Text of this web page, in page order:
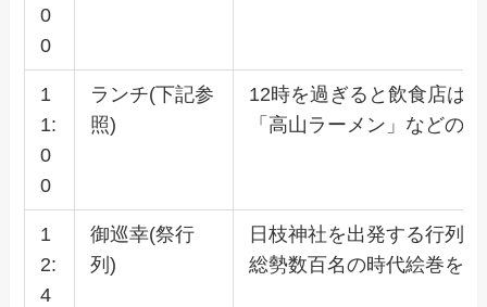
0
0
1
1:
0
0
ランチ(下記参
照)
12時を過ぎると飲食店は
「高山ラーメン」などの
1
2:
4
御巡幸(祭行
列)
日枝神社を出発する行列
総勢数百名の時代絵巻を